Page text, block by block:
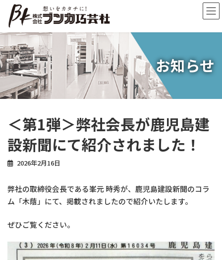
ン
ツ
へ
ス
キ
ッ
プ
ー
シ
ョ
ン
に
移
動
お知らせ
＜第1弾＞弊社会長が鹿児島建
設新聞にて紹介されました！
2026年2月16日
弊社の取締役会長である峯元 時秀が、鹿児島建設新聞のコラ
ム「木蔭」にて、掲載されましたので紹介いたします。
ぜひご覧ください。